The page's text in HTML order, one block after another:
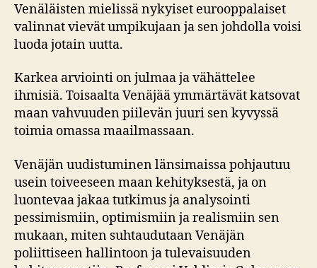
Venäläisten mielissä nykyiset eurooppalaiset
valinnat vievät umpikujaan ja sen johdolla voisi
luoda jotain uutta.
Karkea arviointi on julmaa ja vähättelee
ihmisiä. Toisaalta Venäjää ymmärtävät katsovat
maan vahvuuden piilevän juuri sen kyvyssä
toimia omassa maailmassaan.
Venäjän uudistuminen länsimaissa pohjautuu
usein toiveeseen maan kehityksestä, ja on
luontevaa jakaa tutkimus ja analysointi
pessimismiin, optimismiin ja realismiin sen
mukaan, miten suhtaudutaan Venäjän
poliittiseen hallintoon ja tulevaisuuden